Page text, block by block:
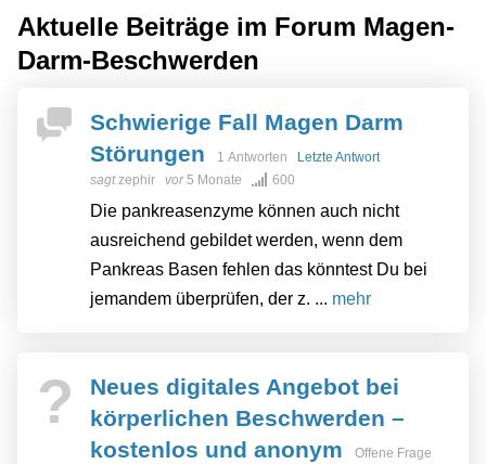
Aktuelle Beiträge im Forum Magen-
Darm-Beschwerden
Schwierige Fall Magen Darm
Störungen
1 Antworten Letzte Antwort
sagtzephir vor5 Monate 600
Die pankreasenzyme können auch nicht
ausreichend gebildet werden, wenn dem
Pankreas Basen fehlen das könntest Du bei
jemandem überprüfen, der z. ... mehr
?
Neues digitales Angebot bei
körperlichen Beschwerden –
kostenlos und anonym
Offene Frage